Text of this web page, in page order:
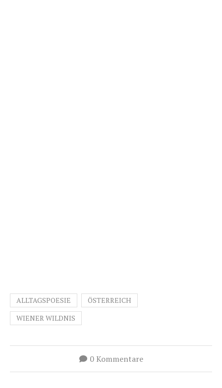
ALLTAGSPOESIE
ÖSTERREICH
WIENER WILDNIS
0 Kommentare